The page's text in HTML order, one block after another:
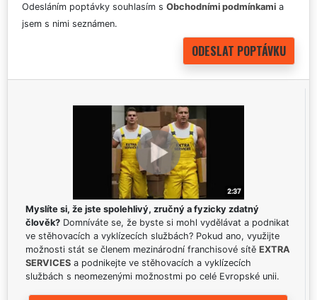
Odesláním poptávky souhlasím s Obchodními podmínkami a
jsem s nimi seznámen.
Myslíte si, že jste spolehlivý, zručný a fyzicky zdatný
člověk? Domníváte se, že byste si mohl vydělávat a podnikat
ve stěhovacích a vyklízecích službách? Pokud ano, využijte
možnosti stát se členem mezinárodní franchisové sítě EXTRA
SERVICES a podnikejte ve stěhovacích a vyklízecích
službách s neomezenými možnostmi po celé Evropské unii.